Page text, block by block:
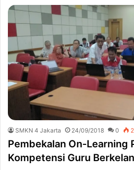
SMKN 4 Jakarta 24/09/2018 0
Pembekalan On-Learning
Kompetensi Guru